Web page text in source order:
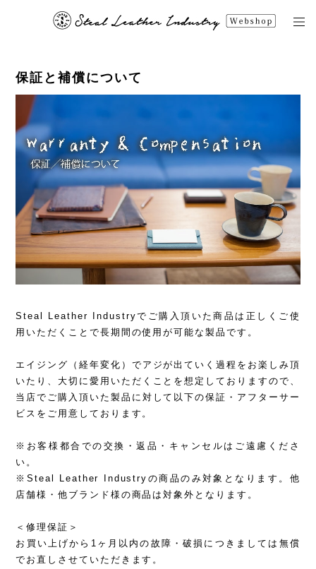
保証と補償について
Steal Leather Industryでご購入頂いた商品は正しくご使
用いただくことで長期間の使用が可能な製品です。
エイジング（経年変化）でアジが出ていく過程をお楽しみ頂
いたり、大切に愛用いただくことを想定しておりますので、
当店でご購入頂いた製品に対して以下の保証・アフターサー
ビスをご用意しております。
※お客様都合での交換・返品・キャンセルはご遠慮くださ
い。
※Steal Leather Industryの商品のみ対象となります。他
店舗様・他ブランド様の商品は対象外となります。
＜修理保証＞
お買い上げから1ヶ月以内の故障・破損につきましては無償
でお直しさせていただきます。